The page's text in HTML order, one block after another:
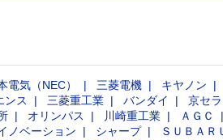
電気（NEC） 三菱電機 キヤノン
ンス 三菱重工業 バンダイ 京セラ
オリンパス 川崎重工業 ＡＧＣ
ノベーション シャープ ＳＵＢＡＲ